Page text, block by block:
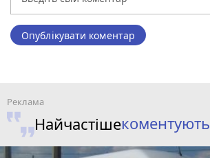
Опублікувати коментар
Найчастішекоментують